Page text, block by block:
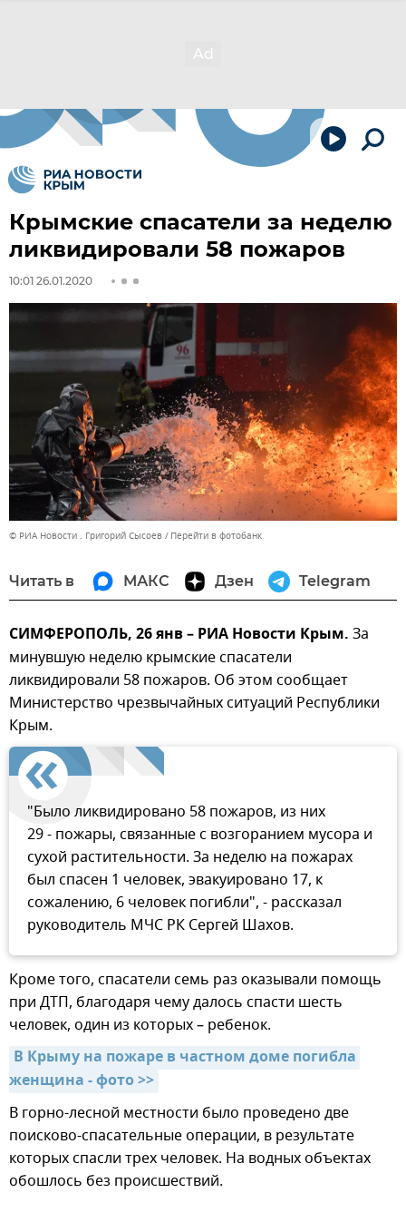
Крымские спасатели за неделю
ликвидировали 58 пожаров
10:01 26.01.2020
© РИА Новости . Григорий Сысоев Перейти в фотобанк
Читать в МАКС Дзен Telegram
СИМФЕРОПОЛЬ, 26 янв – РИА Новости Крым. За
минувшую неделю крымские спасатели
ликвидировали 58 пожаров. Об этом сообщает
Министерство чрезвычайных ситуаций Республики
Крым.
"Было ликвидировано 58 пожаров, из них
29 - пожары, связанные с возгоранием мусора и
сухой растительности. За неделю на пожарах
был спасен 1 человек, эвакуировано 17, к
сожалению, 6 человек погибли", - рассказал
руководитель МЧС РК Сергей Шахов.
Кроме того, спасатели семь раз оказывали помощь
при ДТП, благодаря чему далось спасти шесть
человек, один из которых – ребенок.
В Крыму на пожаре в частном доме погибла
женщина - фото >>
В горно-лесной местности было проведено две
поисково-спасательные операции, в результате
которых спасли трех человек. На водных объектах
обошлось без происшествий.